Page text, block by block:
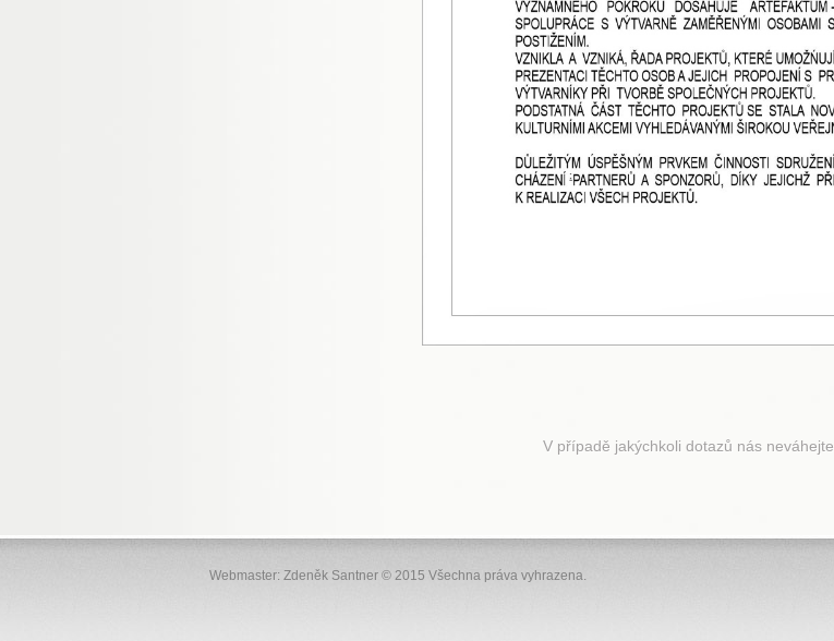
V případě jakýchkoli dotazů nás neváhejte
Webmaster: Zdeněk Santner © 2015 Všechna práva vyhrazena.